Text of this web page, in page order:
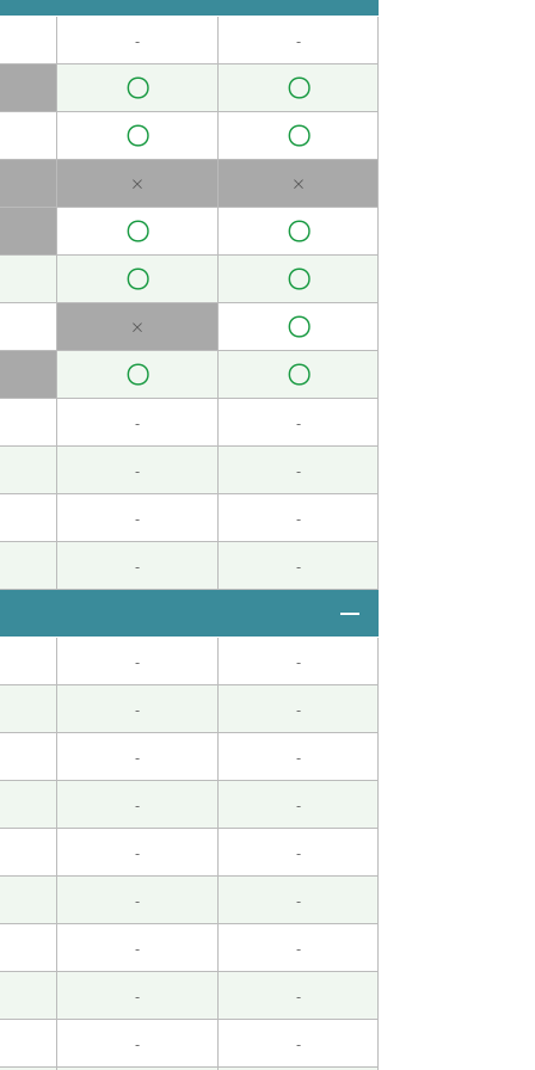
- -
〇 〇
〇 〇
× ×
〇 〇
〇 〇
× 〇
〇 〇
- -
- -
- -
- -
- -
- -
- -
- -
- -
- -
- -
- -
- -